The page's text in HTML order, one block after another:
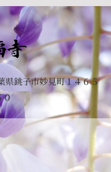
県銚子市妙見町１４６５
０